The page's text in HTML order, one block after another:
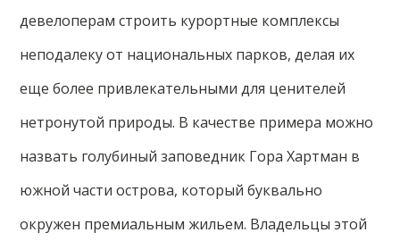
девелоперам строить курортные комплексы
неподалеку от национальных парков, делая их
еще более привлекательными для ценителей
нетронутой природы. В качестве примера можно
назвать голубиный заповедник Гора Хартман в
южной части острова, который буквально
окружен премиальным жильем. Владельцы этой